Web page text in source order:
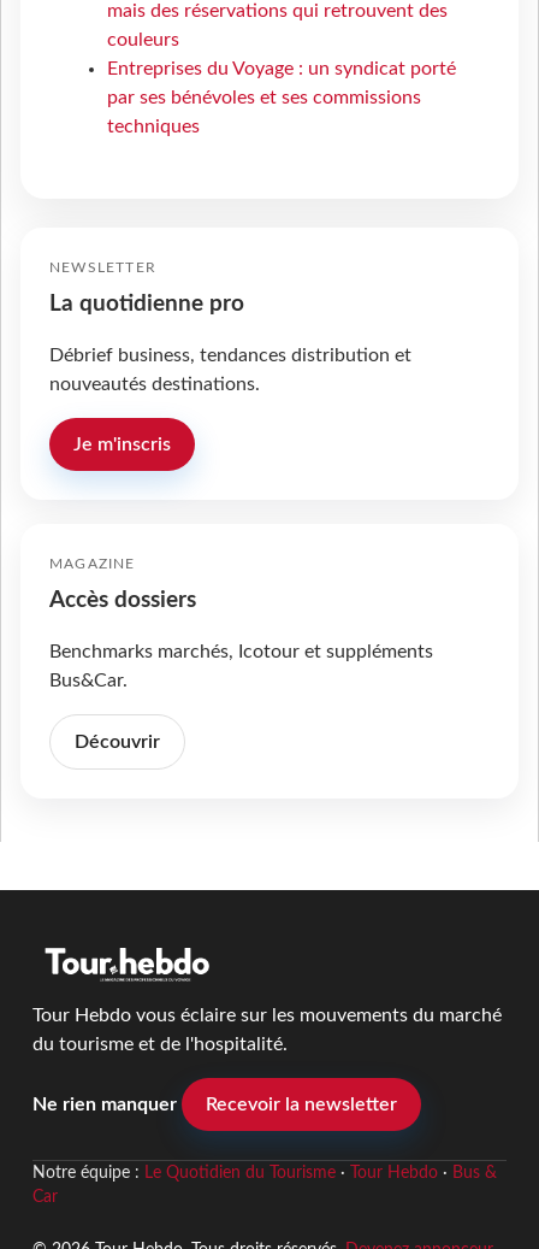
mais des réservations qui retrouvent des
couleurs
Entreprises du Voyage : un syndicat porté
par ses bénévoles et ses commissions
techniques
NEWSLETTER
La quotidienne pro
Débrief business, tendances distribution et
nouveautés destinations.
Je m'inscris
MAGAZINE
Accès dossiers
Benchmarks marchés, Icotour et suppléments
Bus&Car.
Découvrir
Tour Hebdo vous éclaire sur les mouvements du marché
du tourisme et de l'hospitalité.
Ne rien manquer Recevoir la newsletter
Notre équipe : Le Quotidien du Tourisme· Tour Hebdo· Bus &
Car